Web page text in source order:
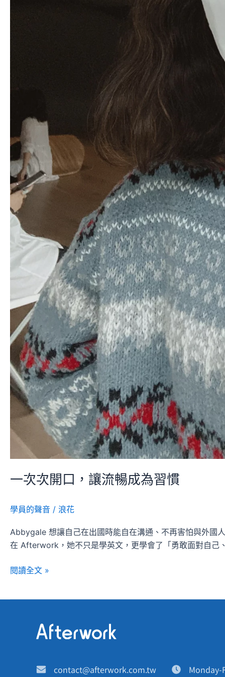
一次次開口，讓流暢成為習慣
學員的聲音 / 浪花
Abbygale 想讓自己在出國時能自在溝通、不再害怕與外國
在 Afterwork，她不只是學英文，更學會了「勇敢面對自己
閱讀全文 »
contact@afterwork.com.tw Monday-